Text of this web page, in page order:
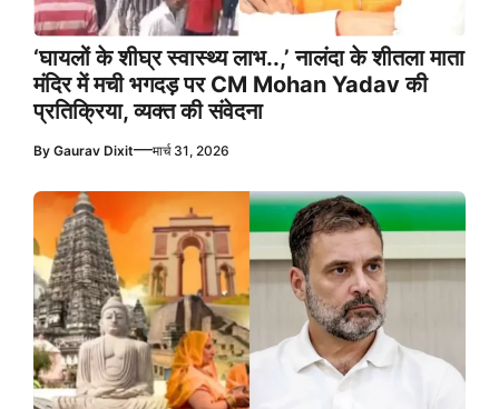
‘घायलों के शीघ्र स्वास्थ्य लाभ..,’ नालंदा के शीतला माता
मंदिर में मची भगदड़ पर CM Mohan Yadav की
प्रतिक्रिया, व्यक्त की संवेदना
By Gaurav Dixit—मार्च 31, 2026